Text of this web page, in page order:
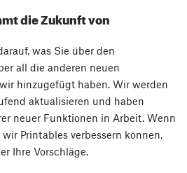
die Zukunft von
was Sie über den
all die anderen neuen
hinzugefügt haben. Wir werden
aktualisieren und haben
neuer Funktionen in Arbeit. Wenn
Printables verbessern können,
Ihre Vorschläge.